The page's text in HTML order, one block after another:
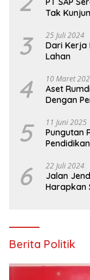
Tak
3 25 Juli 2024
Dari Kerja
Lahan
4 10 Maret
Aset
Dengan
5 11 Juni 2025
Pungutan
6 22 Juli 2024
Jalan
Harapkan
Berita Politik